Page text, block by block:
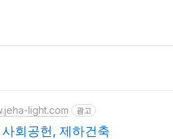
light.com 광고
회공헌, 제하건축